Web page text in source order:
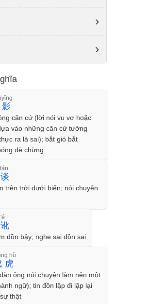
›
›
căn cứ (lời nói vu vơ hoặc
vào những căn cứ tưởng
ra là sai); bắt gió bắt
dè chừng
trên trời dưới biển; nói chuyện
đồn bậy; nghe sai đồn sai
虎
hǔ
ông nói chuyện làm nên một
ngữ); tin đồn lặp đi lặp lại
thật